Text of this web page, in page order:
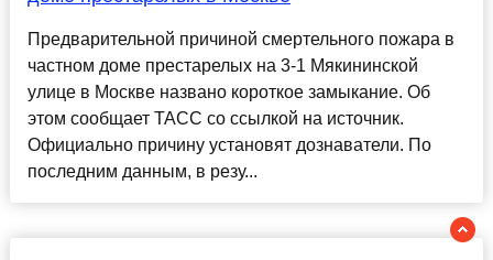
Предварительной причиной смертельного пожара в
частном доме престарелых на 3-1 Мякининской
улице в Москве названо короткое замыкание. Об
этом сообщает ТАСС со ссылкой на источник.
Официально причину установят дознаватели. По
последним данным, в резу...